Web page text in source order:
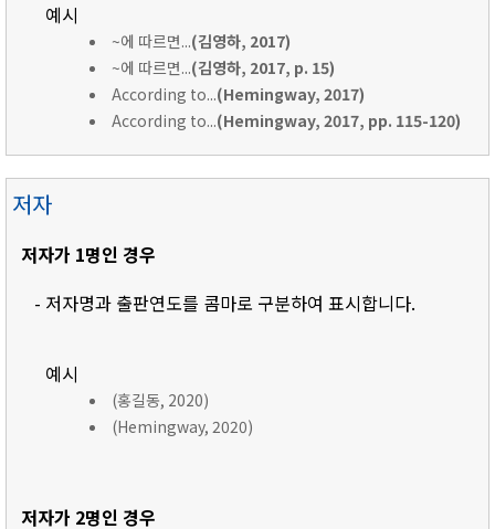
예시
~에 따르면...(김영하, 2017)
~에 따르면...(김영하, 2017, p. 15)
According to...(Hemingway, 2017)
According to...(Hemingway, 2017, pp. 115-120)
저자
저자가 1명인 경우
- 저자명과 출판연도를 콤마로 구분하여 표시합니다.
예시
(홍길동, 2020)
(Hemingway, 2020)
저자가 2명인 경우